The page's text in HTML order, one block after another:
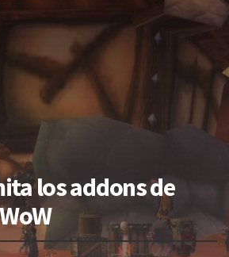
los addons de